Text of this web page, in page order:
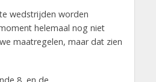
wedstrijden worden
helemaal nog niet
maatregelen, maar dat zien